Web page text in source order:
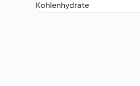
Kohlenhydrate